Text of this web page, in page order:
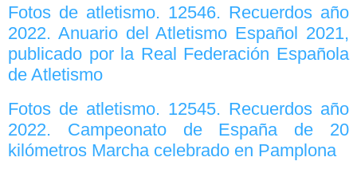
Fotos de atletismo. 12546. Recuerdos año
2022. Anuario del Atletismo Español 2021,
publicado por la Real Federación Española
de Atletismo
Fotos de atletismo. 12545. Recuerdos año
2022. Campeonato de España de 20
kilómetros Marcha celebrado en Pamplona